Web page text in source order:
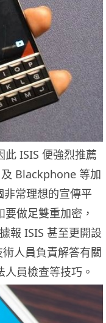
ISIS 便強烈推薦
Blackphone 等加
常理想的宣傳平
做足雙重加密，
報 ISIS 甚至更開設
人員負責解答有關
員檢查等技巧。